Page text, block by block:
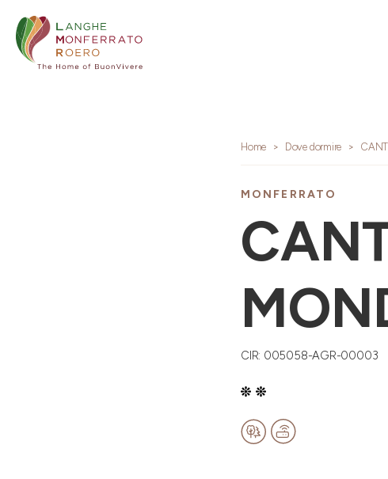
Home Dove dormire
MONFERRATO
CIR: 005058-AGR-00003